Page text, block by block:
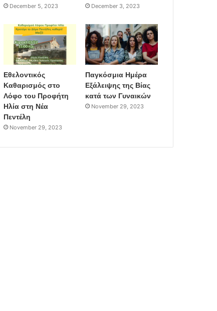
December 5, 2023 December 3, 2023
Εθελοντικός
Καθαρισμός στο
Λόφο του Προφήτη
Ηλία στη Νέα
Πεντέλη
November 29, 2023
Παγκόσμια Ημέρα
Εξάλειψης της Βίας
κατά των Γυναικών
November 29, 2023